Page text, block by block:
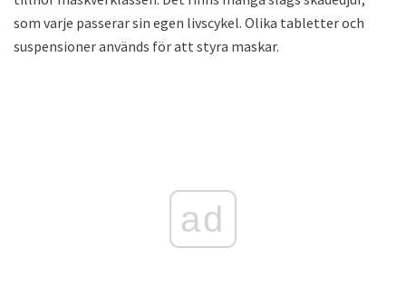
som varje passerar sin egen livscykel. Olika tabletter och
suspensioner används för att styra maskar.
ad